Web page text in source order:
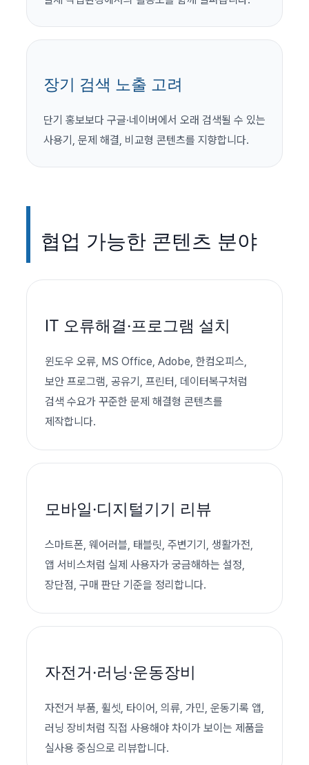
장기 검색 노출 고려
단기 홍보보다 구글·네이버에서 오래 검색될 수 있는
사용기, 문제 해결, 비교형 콘텐츠를 지향합니다.
협업 가능한 콘텐츠 분야
IT 오류해결·프로그램 설치
윈도우 오류, MS Office, Adobe, 한컴오피스,
보안 프로그램, 공유기, 프린터, 데이터복구처럼
검색 수요가 꾸준한 문제 해결형 콘텐츠를
제작합니다.
모바일·디지털기기 리뷰
스마트폰, 웨어러블, 태블릿, 주변기기, 생활가전,
앱 서비스처럼 실제 사용자가 궁금해하는 설정,
장단점, 구매 판단 기준을 정리합니다.
자전거·러닝·운동장비
자전거 부품, 휠셋, 타이어, 의류, 가민, 운동기록 앱,
러닝 장비처럼 직접 사용해야 차이가 보이는 제품을
실사용 중심으로 리뷰합니다.